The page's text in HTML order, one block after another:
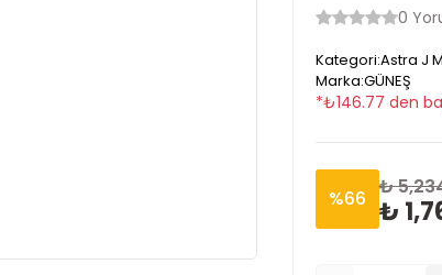
0
Kategori:Astra J
Marka:GÜNEŞ
*₺146.77 den
%66 ₺
₺